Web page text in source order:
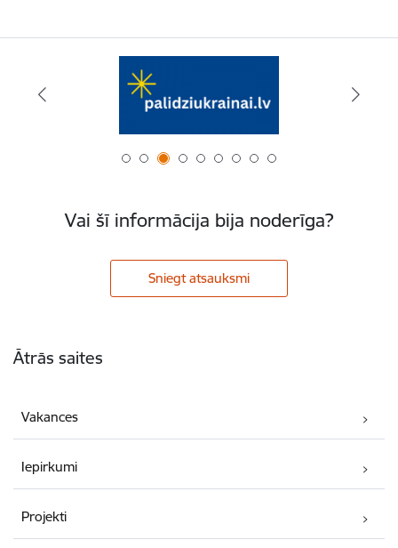
Vai šī informācija bija noderīga?
Sniegt atsauksmi
Ātrās saites
Vakances
Iepirkumi
Projekti